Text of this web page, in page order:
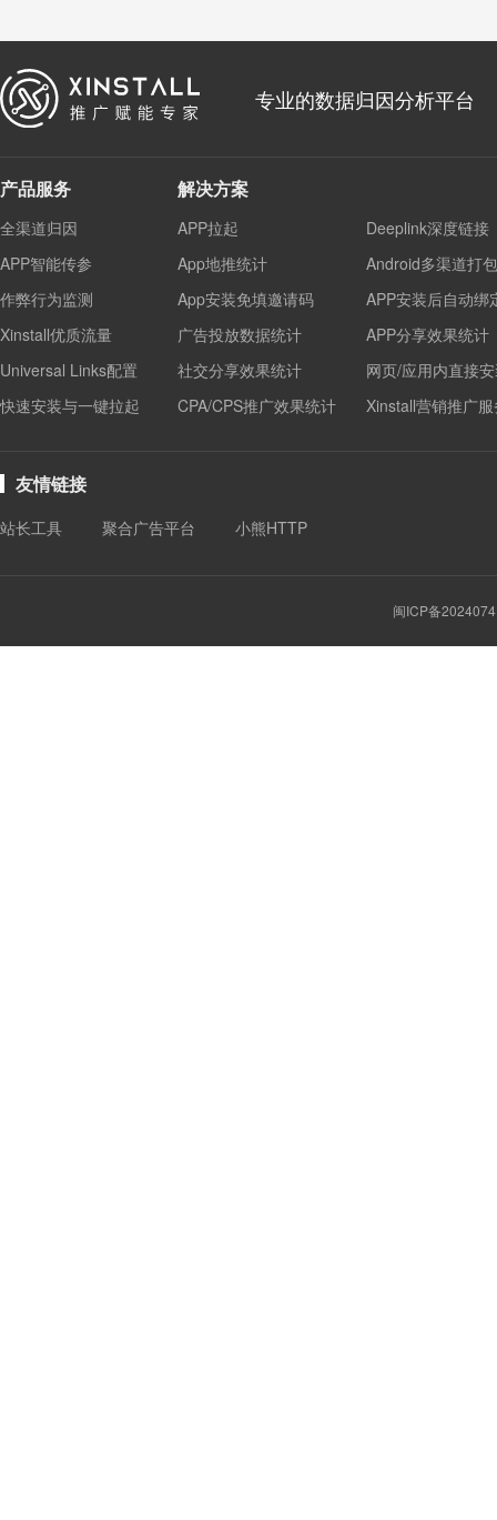
专业的数据归因分析平台
产品服务
全渠道归因
APP智能传参
作弊行为监测
Xinstall优质流量
Universal Links配置
快速安装与一键拉起
解决方案
APP拉起
Deeplink深度链接
App地推统计
Android多渠道打包
App安装免填邀请码
APP安装后自动绑
广告投放数据统计
APP分享效果统计
社交分享效果统计
网页/应用内直接
CPA/CPS推广效果统计
Xinstall营销推广
友情链接
站长工具 聚合广告平台 小熊HTTP
闽ICP备